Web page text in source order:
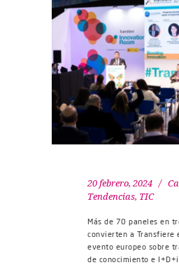
20 febrero, 2024
Tendencias, TIC
Más de 70 paneles en
convierten a Transfiere
evento europeo sobre
de conocimiento e I+D+i